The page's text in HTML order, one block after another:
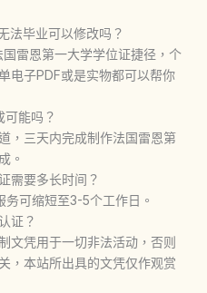
法毕业可以修改吗？
雷恩第一大学学位证捷径，个
电子PDF或是实物都可以帮你
能吗？
，三天内完成制作法国雷恩第
。
需要多长时间？
可缩短至3-5个工作日。
证？
文凭用于一切非法活动，否则
，本站所出具的文凭仅作观赏